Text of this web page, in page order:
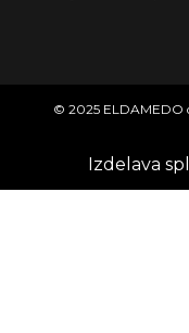
© 2025 ELDAMEDO
Izdelava